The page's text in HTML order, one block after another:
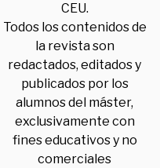
CEU.
Todos los contenidos de
la revista son
redactados, editados y
publicados por los
alumnos del máster,
exclusivamente con
fines educativos y no
comerciales